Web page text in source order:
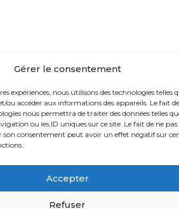
Gérer le consentement
expériences, nous utilisons des technologies telles
ou accéder aux informations des appareils. Le fait de
nous permettra de traiter des données telles
ou les ID uniques sur ce site. Le fait de ne pas
son consentement peut avoir un effet négatif sur
Accepter
Refuser